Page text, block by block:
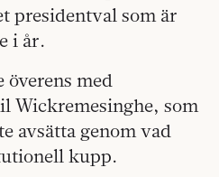
presidentval som är
i år.
med
Wickremesinghe, som
avsätta genom vad
kupp.